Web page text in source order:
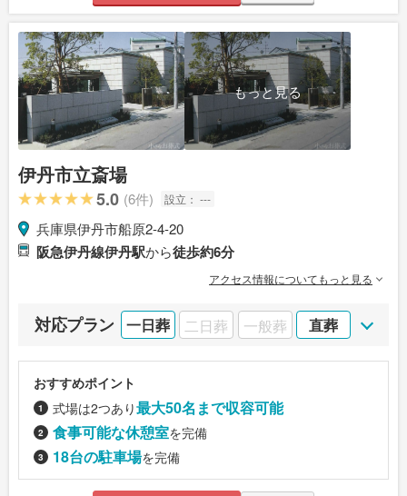
もっと見る
伊丹市立斎場
5.0 (6件) 設立： ---
兵庫県伊丹市船原2-4-20
阪急伊丹線伊丹駅から徒歩約6分
アクセス情報についてもっと見る
対応プラン 一日葬 二日葬 一般葬 直葬
おすすめポイント
式場は2つあり最大50名まで収容可能
食事可能な休憩室を完備
18台の駐車場を完備